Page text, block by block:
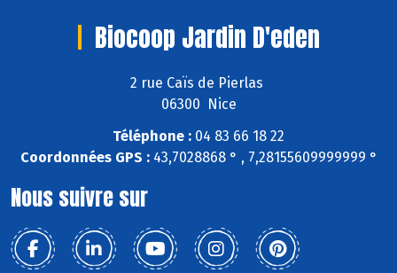
Biocoop Jardin D'eden
2 rue Caïs de Pierlas
06300 Nice
Téléphone : 04 83 66 18 22
Coordonnées GPS :43,7028868 ° , 7,28155609999999 °
Nous suivre sur